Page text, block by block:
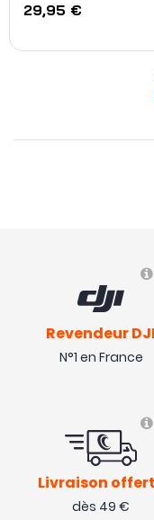
29,95 €
Revendeur DJI
N°1 en France
Livraison
dès 49 €